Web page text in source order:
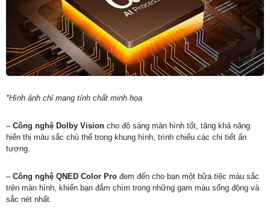
*Hình ảnh chỉ mang tính chất minh họa
– Công nghệ Dolby Vision cho độ sáng màn hình tốt, tăng khả năng
hiển thị màu sắc chủ thể trong khung hình, trình chiếu các chi tiết ấn
tượng.
–Công nghệ QNED Color Pro đem đến cho bạn một bữa tiệc màu sắc
trên màn hình, khiến bạn đắm chìm trong những gam màu sống động và
sắc nét nhất.